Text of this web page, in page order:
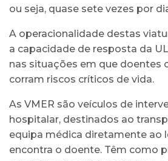
ou seja, quase sete vezes por
A operacionalidade destas
a capacidade de resposta da
nas situações em que doentes
corram riscos críticos de vida.
As VMER são veículos de
hospitalar, destinados ao
equipa médica diretamente ao
encontra o doente. Têm como